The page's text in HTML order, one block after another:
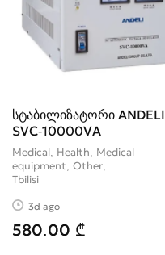
სტაბილიზატორი ANDELI
SVC-10000VA
Medical, Health, Medical
equipment, Other
Tbilisi
3d ago
580.00 ₾